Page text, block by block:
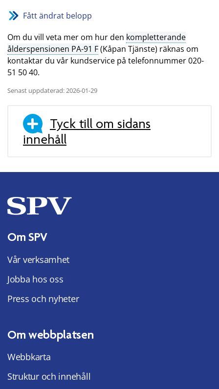
Fått ändrat belopp
Om du vill veta mer om hur den kompletterande
ålderspensionen PA-91 F(Kåpan Tjänste) räknas om
kontaktar du vår kundservice på telefonnummer 020-
51 50 40.
Senast uppdaterad: 2026-01-29
Tyck till om sidans
innehåll
Om SPV
Vår verksamhet
Jobba hos oss
Press och nyheter
Om webbplatsen
Webbkarta
Struktur och innehåll